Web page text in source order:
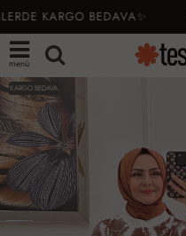
KARGO BEDAVA✨
menü
KARGO BEDAVA